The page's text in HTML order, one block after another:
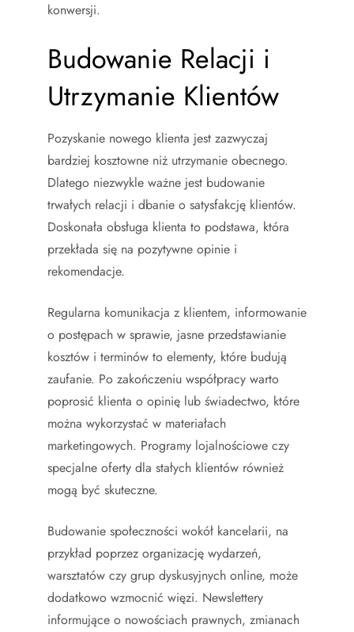
konwersji.
Budowanie Relacji i
Utrzymanie Klientów
Pozyskanie nowego klienta jest zazwyczaj
bardziej kosztowne niż utrzymanie obecnego.
Dlatego niezwykle ważne jest budowanie
trwałych relacji i dbanie o satysfakcję klientów.
Doskonała obsługa klienta to podstawa, która
przekłada się na pozytywne opinie i
rekomendacje.
Regularna komunikacja z klientem, informowanie
o postępach w sprawie, jasne przedstawianie
kosztów i terminów to elementy, które budują
zaufanie. Po zakończeniu współpracy warto
poprosić klienta o opinię lub świadectwo, które
można wykorzystać w materiałach
marketingowych. Programy lojalnościowe czy
specjalne oferty dla stałych klientów również
mogą być skuteczne.
Budowanie społeczności wokół kancelarii, na
przykład poprzez organizację wydarzeń,
warsztatów czy grup dyskusyjnych online, może
dodatkowo wzmocnić więzi. Newslettery
informujące o nowościach prawnych, zmianach